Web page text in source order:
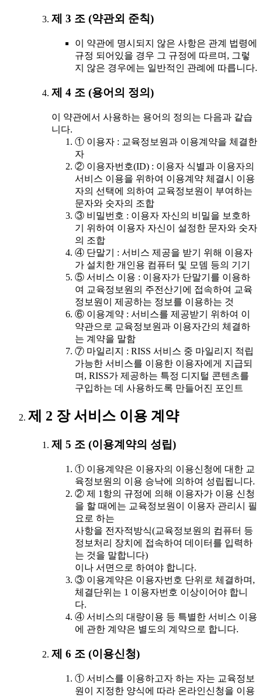
제 3 조 (약관외 준칙)
이 약관에 명시되지 않은 사항은 관계 법령에
규정 되어있을 경우 그 규정에 따르며, 그렇
지 않은 경우에는 일반적인 관례에 따릅니다.
제 4 조 (용어의 정의)
이 약관에서 사용하는 용어의 정의는 다음과 같습
니다.
① 이용자 : 교육정보원과 이용계약을 체결한
자
② 이용자번호(ID) : 이용자 식별과 이용자의
서비스 이용을 위하여 이용계약 체결시 이용
자의 선택에 의하여 교육정보원이 부여하는
문자와 숫자의 조합
③ 비밀번호 : 이용자 자신의 비밀을 보호하
기 위하여 이용자 자신이 설정한 문자와 숫자
의 조합
④ 단말기 : 서비스 제공을 받기 위해 이용자
가 설치한 개인용 컴퓨터 및 모뎀 등의 기기
⑤ 서비스 이용 : 이용자가 단말기를 이용하
여 교육정보원의 주전산기에 접속하여 교육
정보원이 제공하는 정보를 이용하는 것
⑥ 이용계약 : 서비스를 제공받기 위하여 이
약관으로 교육정보원과 이용자간의 체결하
는 계약을 말함
⑦ 마일리지 : RISS 서비스 중 마일리지 적립
가능한 서비스를 이용한 이용자에게 지급되
며, RISS가 제공하는 특정 디지털 콘텐츠를
구입하는 데 사용하도록 만들어진 포인트
제 2 장 서비스 이용 계약
제 5 조 (이용계약의 성립)
① 이용계약은 이용자의 이용신청에 대한 교
육정보원의 이용 승낙에 의하여 성립됩니다.
② 제 1항의 규정에 의해 이용자가 이용 신청
을 할 때에는 교육정보원이 이용자 관리시 필
요로 하는
사항을 전자적방식(교육정보원의 컴퓨터 등
정보처리 장치에 접속하여 데이터를 입력하
는 것을 말합니다)
이나 서면으로 하여야 합니다.
③ 이용계약은 이용자번호 단위로 체결하며,
체결단위는 1 이용자번호 이상이어야 합니
다.
④ 서비스의 대량이용 등 특별한 서비스 이용
에 관한 계약은 별도의 계약으로 합니다.
제 6 조 (이용신청)
① 서비스를 이용하고자 하는 자는 교육정보
원이 지정한 양식에 따라 온라인신청을 이용